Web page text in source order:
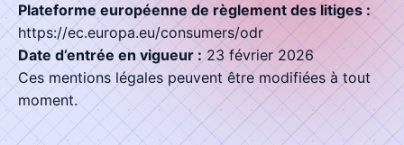
Plateforme européenne de règlement des litiges :
https://ec.europa.eu/consumers/odr
Date d’entrée en vigueur : 23 février 2026
Ces mentions légales peuvent être modifiées à tout
moment.